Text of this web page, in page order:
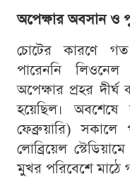
অপেক্ষার অবসান ও
চোটের কারণে
পারেননি
অপেক্ষার প্রহর দীর্ঘ
হয়েছিল।
ফেব্রুয়ারি)
লোব্রিয়েল
মুখর পরিবেশে মাঠে